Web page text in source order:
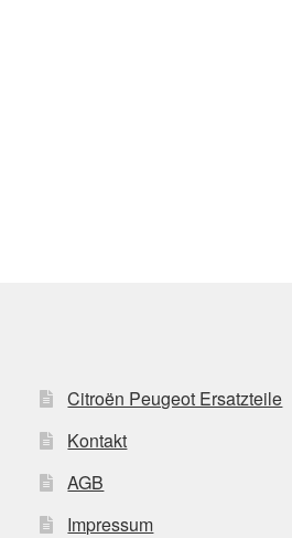
Citroën Peugeot Ersatzteile
Kontakt
AGB
Impressum